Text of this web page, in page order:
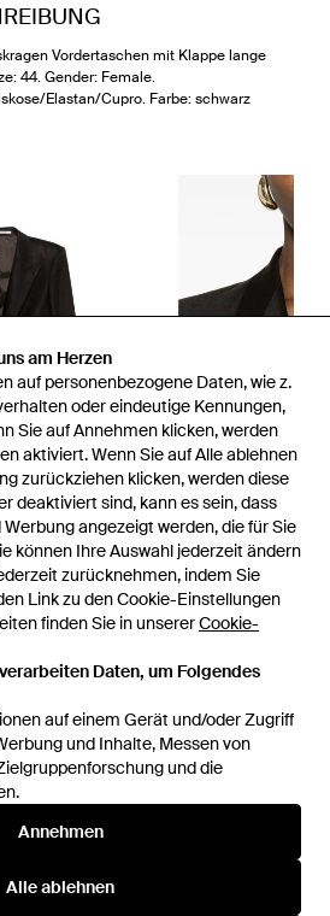
am Herzen
auf personenbezogene Daten, wie z.
oder eindeutige Kennungen,
Sie auf Annehmen klicken, werden
aktiviert. Wenn Sie auf Alle ablehnen
zurückziehen klicken, werden diese
deaktiviert sind, kann es sein, dass
angezeigt werden, die für Sie
können Ihre Auswahl jederzeit ändern
zurücknehmen, indem Sie
Link zu den Cookie-Einstellungen
finden Sie in unsererCookie-
Daten, um Folgendes
auf einem Gerät und/oder Zugriff
und Inhalte, Messen von
und die
Annehmen
Alle ablehnen
Vordertaschen mit Klappe lange
44. Gender: Female.
Elastan/Cupro. Farbe: schwarz
3